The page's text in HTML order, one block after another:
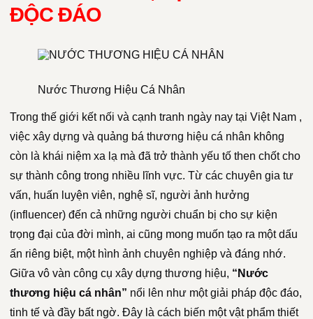
ĐỘC ĐÁO
Nước Thương Hiệu Cá Nhân
Trong thế giới kết nối và cạnh tranh ngày nay tại Việt Nam ,
việc xây dựng và quảng bá thương hiệu cá nhân không
còn là khái niệm xa lạ mà đã trở thành yếu tố then chốt cho
sự thành công trong nhiều lĩnh vực. Từ các chuyên gia tư
vấn, huấn luyện viên, nghệ sĩ, người ảnh hưởng
(influencer) đến cả những người chuẩn bị cho sự kiện
trọng đại của đời mình, ai cũng mong muốn tạo ra một dấu
ấn riêng biệt, một hình ảnh chuyên nghiệp và đáng nhớ.
Giữa vô vàn công cụ xây dựng thương hiệu, “Nước
thương hiệu cá nhân” nổi lên như một giải pháp độc đáo,
tinh tế và đầy bất ngờ. Đây là cách biến một vật phẩm thiết